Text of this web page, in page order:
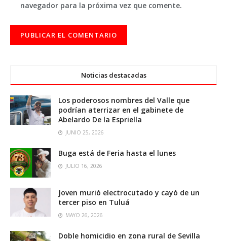
navegador para la próxima vez que comente.
Noticias destacadas
Los poderosos nombres del Valle que
podrían aterrizar en el gabinete de
Abelardo De la Espriella
JUNIO 25, 2026
Buga está de Feria hasta el lunes
JULIO 16, 2026
Joven murió electrocutado y cayó de un
tercer piso en Tuluá
MAYO 26, 2026
Doble homicidio en zona rural de Sevilla